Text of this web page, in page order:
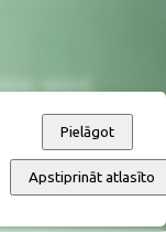
Pielāgot
Apstiprināt atlasīto